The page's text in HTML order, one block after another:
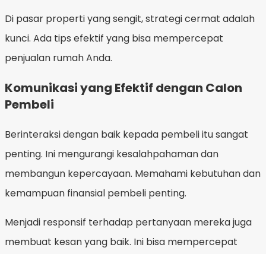
Di pasar properti yang sengit, strategi cermat adalah
kunci. Ada tips efektif yang bisa mempercepat
penjualan rumah Anda.
Komunikasi yang Efektif dengan Calon
Pembeli
Berinteraksi dengan baik kepada pembeli itu sangat
penting. Ini mengurangi kesalahpahaman dan
membangun kepercayaan. Memahami kebutuhan dan
kemampuan finansial pembeli penting.
Menjadi responsif terhadap pertanyaan mereka juga
membuat kesan yang baik. Ini bisa mempercepat